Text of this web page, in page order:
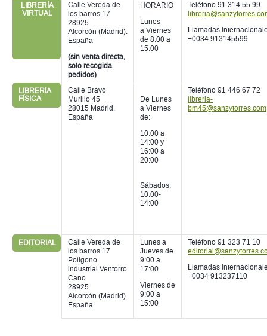
LIBRERÍA
VIRTUAL
Calle Vereda de
los barros 17
28925
Alcorcón (Madrid).
España
(sin venta directa,
solo recogida
pedidos)
HORARIO
Lunes
a Viernes
de 8:00 a
15:00
Teléfono 91 314 55 99
Llamadas
+0034 913145599
LIBRERÍA
FÍSICA
Calle Bravo
Murillo 45
28015 Madrid.
España
De Lunes
a Viernes
de:
10:00 a
14:00 y
16:00 a
20:00
Sábados:
10:00-
14:00
Teléfono 91 446 67 72
libreria-
bm45@sanzytorres.com
EDITORIAL
Calle Vereda de
los barros 17
Poligono
industrial Ventorro
Cano
28925
Alcorcón (Madrid).
España
Lunes a
Jueves de
9:00 a
17:00
Viernes de
9:00 a
15:00
Teléfono 91 323 71 10
Llamadas
+0034 913237110